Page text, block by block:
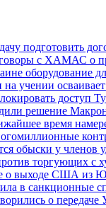
подготовить
с ХАМАС о
оборудование
учении
доступ
решение
время
обыски у членов
торгующих с
о выходе США
в санкционные
о передаче